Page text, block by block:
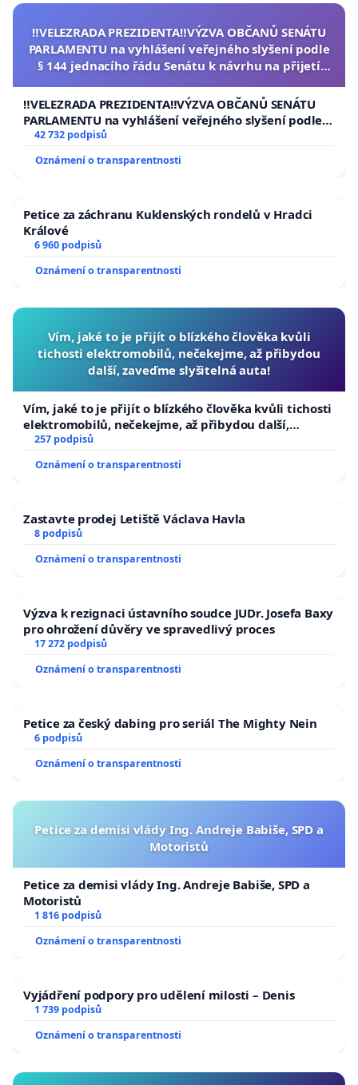
‼️VELEZRADA PREZIDENTA‼️VÝZVA OBČANŮ SENÁTU
PARLAMENTU na vyhlášení veřejného slyšení podle
§ 144 jednacího řádu Senátu k návrhu na přijetí
republiky
‼️VELEZRADA PREZIDENTA‼️VÝZVA OBČANŮ SENÁTU
PARLAMENTU na vyhlášení veřejného slyšení podle §
144 jednacího řádu Senátu k návrhu na přijetí
republiky
42 732 podpisů
Oznámení o transparentnosti
Petice za záchranu Kuklenských rondelů v Hradci
Králové
6 960 podpisů
Oznámení o transparentnosti
Vím, jaké to je přijít o blízkého člověka kvůli
tichosti elektromobilů, nečekejme, až přibydou
další, zaveďme slyšitelná auta!
Vím, jaké to je přijít o blízkého člověka kvůli tichosti
elektromobilů, nečekejme, až přibydou další,
zaveďme slyšitelná auta!
257 podpisů
Oznámení o transparentnosti
Zastavte prodej Letiště Václava Havla
8 podpisů
Oznámení o transparentnosti
Výzva k rezignaci ústavního soudce JUDr. Josefa Baxy
pro ohrožení důvěry ve spravedlivý proces
17 272 podpisů
Oznámení o transparentnosti
Petice za český dabing pro seriál The Mighty Nein
6 podpisů
Oznámení o transparentnosti
Petice za demisi vlády Ing. Andreje Babiše, SPD a
Motoristů
Petice za demisi vlády Ing. Andreje Babiše, SPD a
Motoristů
1 816 podpisů
Oznámení o transparentnosti
Vyjádření podpory pro udělení milosti – Denis
1 739 podpisů
Oznámení o transparentnosti